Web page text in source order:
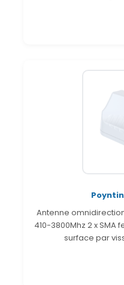
Antenne
410-3800Mhz 2 x SMA
surface par